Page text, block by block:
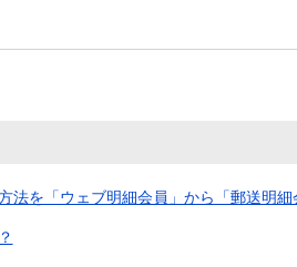
法を「ウェブ明細会員」から「郵送明細